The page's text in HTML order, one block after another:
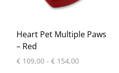
Heart Pet Multiple Paws
– Red
€ 109,00 - € 154,00Prijsklasse: